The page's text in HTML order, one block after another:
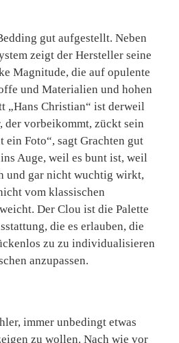
gut aufgestellt. Neben
zeigt der Hersteller seine
Magnitude, die auf opulente
und Materialien und hohen
„Hans Christian“ ist derweil
der vorbeikommt, zückt sein
ein Foto“, sagt Grachten gut
Auge, weil es bunt ist, weil
und gar nicht wuchtig wirkt,
vom klassischen
Der Clou ist die Palette
die es erlauben, die
zu zu individualisieren
anzupassen.
immer unbedingt etwas
zu wollen. Nach wie vor